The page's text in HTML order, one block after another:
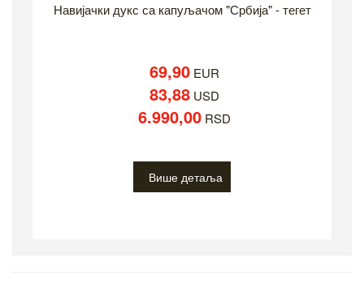
Навијачки дукс са капуљачом "Србија" - тегет
69,90EUR
83,88USD
6.990,00RSD
Више детаља